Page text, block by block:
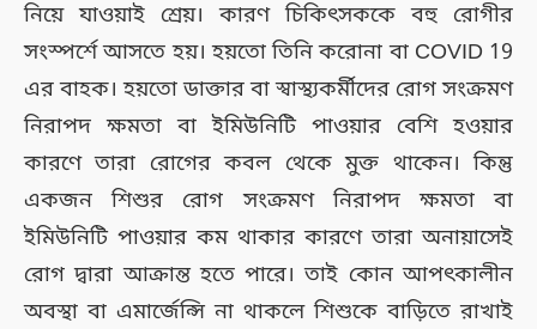
নিয়ে যাওয়াই শ্রেয়। কারণ চিকিৎসককে বহু রোগীর
সংস্পর্শে আসতে হয়। হয়তো তিনি করোনা বা COVID 19
এর বাহক। হয়তো ডাক্তার বা স্বাস্থ্যকর্মীদের রোগ সংক্রমণ
নিরাপদ ক্ষমতা বা ইমিউনিটি পাওয়ার বেশি হওয়ার
কারণে তারা রোগের কবল থেকে মুক্ত থাকেন। কিন্তু
একজন শিশুর রোগ সংক্রমণ নিরাপদ ক্ষমতা বা
ইমিউনিটি পাওয়ার কম থাকার কারণে তারা অনায়াসেই
রোগ দ্বারা আক্রান্ত হতে পারে। তাই কোন আপৎকালীন
অবস্থা বা এমার্জেন্সি না থাকলে শিশুকে বাড়িতে রাখাই